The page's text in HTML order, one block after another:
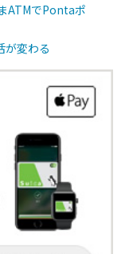
ATMでPontaポ
が変わる